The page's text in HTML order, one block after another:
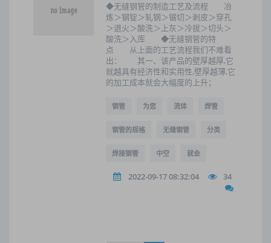
◆无缝钢管的制造工艺及流程 冶
炼＞钢锭＞轧钢＞锯切＞剥皮＞穿孔
＞退火＞酸洗＞上灰＞冷拔＞切头＞
酸洗＞入库 ◆无缝钢管的特
点 从上面的工艺流程我们不难看
出： 其一、该产品的壁厚越厚,它
就越具有经济性和实用性,壁厚越薄,它
的加工成本就会大幅度的上升；
钢管 为您 流体 焊管
钢管的规格 无缝钢管 分类
焊接钢管 中空 就会
2022-09-17 08:32:04 34